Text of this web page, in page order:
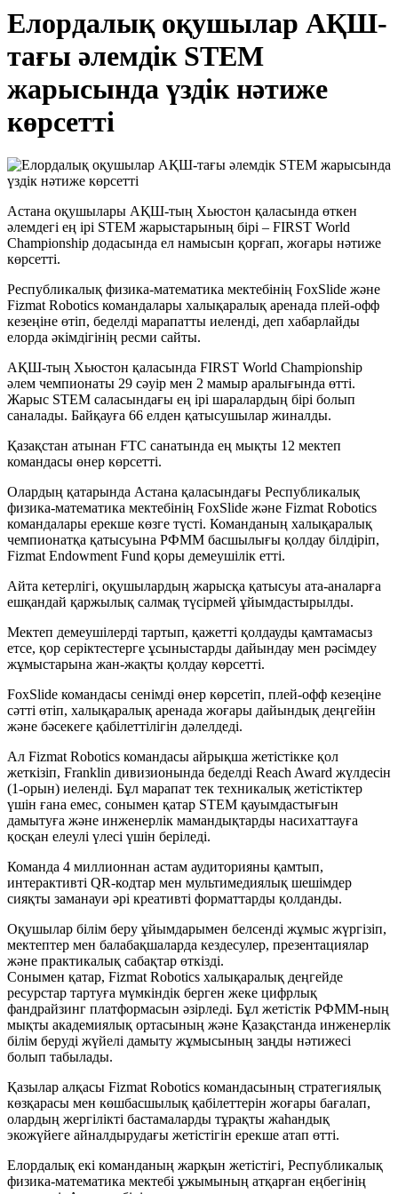
Елордалық оқушылар АҚШ-
тағы әлемдік STEM
жарысында үздік нәтиже
көрсетті
Астана оқушылары АҚШ-тың Хьюстон қаласында өткен
әлемдегі ең ірі STEM жарыстарының бірі – FIRST World
Championship додасында ел намысын қорғап, жоғары нәтиже
көрсетті.
Республикалық физика-математика мектебінің FoxSlide және
Fizmat Robotics командалары халықаралық аренада плей-офф
кезеңіне өтіп, беделді марапатты иеленді, деп хабарлайды
елорда әкімдігінің ресми сайты.
АҚШ-тың Хьюстон қаласында FIRST World Championship
әлем чемпионаты 29 сәуір мен 2 мамыр аралығында өтті.
Жарыс STEM саласындағы ең ірі шаралардың бірі болып
саналады. Байқауға 66 елден қатысушылар жиналды.
Қазақстан атынан FTC санатында ең мықты 12 мектеп
командасы өнер көрсетті.
Олардың қатарында Астана қаласындағы Республикалық
физика-математика мектебінің FoxSlide және Fizmat Robotics
командалары ерекше көзге түсті. Команданың халықаралық
чемпионатқа қатысуына РФММ басшылығы қолдау білдіріп,
Fizmat Endowment Fund қоры демеушілік етті.
Айта кетерлігі, оқушылардың жарысқа қатысуы ата-аналарға
ешқандай қаржылық салмақ түсірмей ұйымдастырылды.
Мектеп демеушілерді тартып, қажетті қолдауды қамтамасыз
етсе, қор серіктестерге ұсыныстарды дайындау мен рәсімдеу
жұмыстарына жан-жақты қолдау көрсетті.
FoxSlide командасы сенімді өнер көрсетіп, плей-офф кезеңіне
сәтті өтіп, халықаралық аренада жоғары дайындық деңгейін
және бәсекеге қабілеттілігін дәлелдеді.
Ал Fizmat Robotics командасы айрықша жетістікке қол
жеткізіп, Franklin дивизионында беделді Reach Award жүлдесін
(1-орын) иеленді. Бұл марапат тек техникалық жетістіктер
үшін ғана емес, сонымен қатар STEM қауымдастығын
дамытуға және инженерлік мамандықтарды насихаттауға
қосқан елеулі үлесі үшін беріледі.
Команда 4 миллионнан астам аудиторияны қамтып,
интерактивті QR-кодтар мен мультимедиялық шешімдер
сияқты заманауи әрі креативті форматтарды қолданды.
Оқушылар білім беру ұйымдарымен белсенді жұмыс жүргізіп,
мектептер мен балабақшаларда кездесулер, презентациялар
және практикалық сабақтар өткізді.
Сонымен қатар, Fizmat Robotics халықаралық деңгейде
ресурстар тартуға мүмкіндік берген жеке цифрлық
фандрайзинг платформасын әзірледі. Бұл жетістік РФММ-ның
мықты академиялық ортасының және Қазақстанда инженерлік
білім беруді жүйелі дамыту жұмысының заңды нәтижесі
болып табылады.
Қазылар алқасы Fizmat Robotics командасының стратегиялық
көзқарасы мен көшбасшылық қабілеттерін жоғары бағалап,
олардың жергілікті бастамаларды тұрақты жаһандық
экожүйеге айналдырудағы жетістігін ерекше атап өтті.
Елордалық екі команданың жарқын жетістігі, Республикалық
физика-математика мектебі ұжымының атқарған еңбегінің